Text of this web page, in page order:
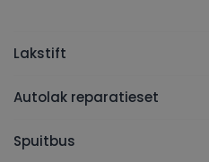
Lakstift
Autolak reparatieset
Spuitbus